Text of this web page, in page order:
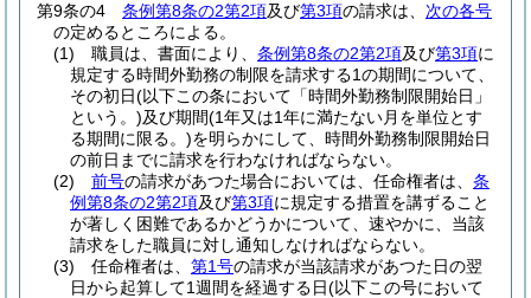
第9条の4
条例第8条の2第2項及び第3項の請求は、 次の各号
の定めるところによる。
(1)
職員は、書面により、 条例第8条の2第2項及び第3項に
規定する時間外勤務の制限を請求する1の期間について、
その初日(以下この条において「時間外勤務制限開始日」
という。)及び期間(1年又は1年に満たない月を単位とす
る期間に限る。)を明らかにして、時間外勤務制限開始日
の前日までに請求を行わなければならない。
(2)
前号の請求があつた場合においては、任命権者は、 条
例第8条の2第2項及び第3項に規定する措置を講ずること
が著しく困難であるかどうかについて、速やかに、当該
請求をした職員に対し通知しなければならない。
(3)
任命権者は、 第1号の請求が当該請求があつた日の翌
日から起算して1週間を経過する日(以下この号において